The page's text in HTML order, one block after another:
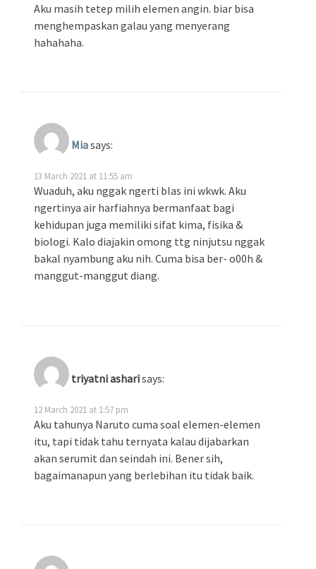
Aku masih tetep milih elemen angin. biar bisa
menghempaskan galau yang menyerang
hahahaha.
Miasays:
13 March 2021 at 11:55 am
Wuaduh, aku nggak ngerti blas ini wkwk. Aku
ngertinya air harfiahnya bermanfaat bagi
kehidupan juga memiliki sifat kima, fisika &
biologi. Kalo diajakin omong ttg ninjutsu nggak
bakal nyambung aku nih. Cuma bisa ber- o00h &
manggut-manggut diang.
triyatni asharisays:
12 March 2021 at 1:57 pm
Aku tahunya Naruto cuma soal elemen-elemen
itu, tapi tidak tahu ternyata kalau dijabarkan
akan serumit dan seindah ini. Bener sih,
bagaimanapun yang berlebihan itu tidak baik.